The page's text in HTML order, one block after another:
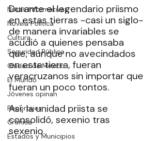
Notas Informativas
Novela Política
Cultura
Seguridad Pública
Ciudad de México
El Mundo
Jóvenes opinan
Reportajes
Crónica
Estados y Municipios
Durante el legendario priismo
en estas tierras -casi un siglo-
de manera invariables se
acudió a quienes pensaba
que, aunque no avecindados
en esta tierra, fueran
veracruzanos sin importar que
fueran un poco tontos.
Así, la unidad priista se
consolidó, sexenio tras
sexenio.